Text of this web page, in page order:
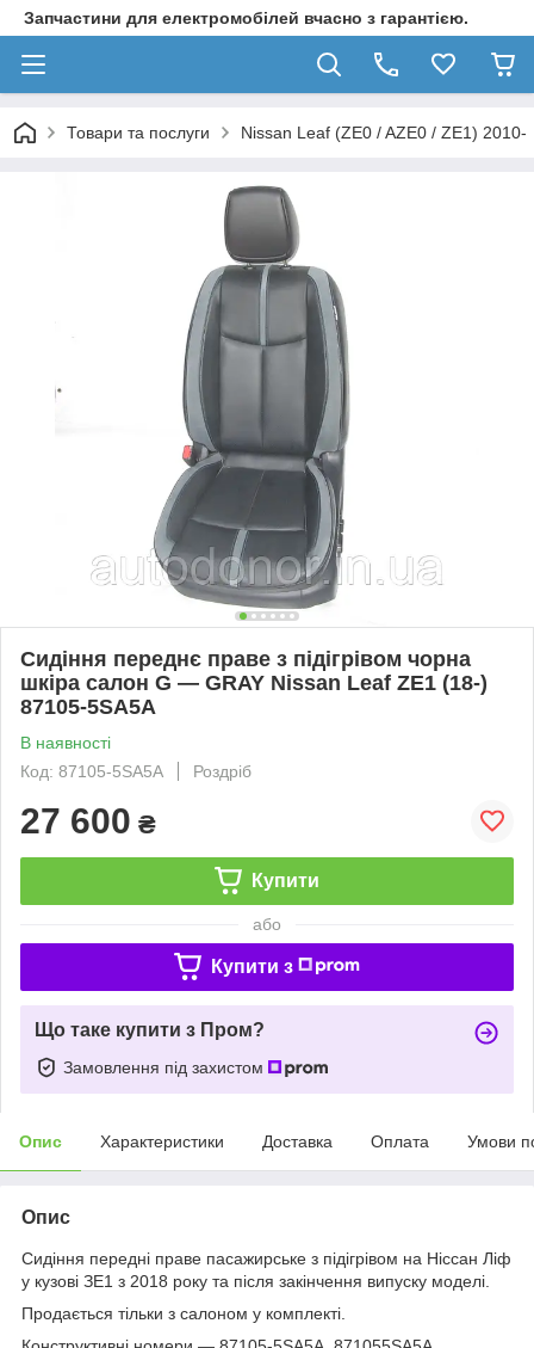
Запчастини для електромобілей вчасно з гарантією.
Товари та послуги Nissan Leaf (ZE0 / AZE0 / ZE1) 2010-
Сидіння переднє праве з підігрівом чорна
шкіра салон G — GRAY Nissan Leaf ZE1 (18-)
87105-5SA5A
В наявності
Код: 87105-5SA5A
Роздріб
27 600 ₴
Купити
або
Купити з
Що таке купити з Пром?
Замовлення під захистом
Опис Характеристики Доставка Оплата Умови
Опис
Сидіння передні праве пасажирське з підігрівом на Ніссан Ліф
у кузові ЗЕ1 з 2018 року та після закінчення випуску моделі.
Продається тільки з салоном у комплекті.